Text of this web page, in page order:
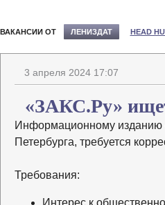
ВАКАНСИИ ОТ ЛЕНИЗДАТ HEAD
3 апреля 2024 17:07
«ЗАКС.Ру»
Информационному изданию
Петербурга, требуется
Требования: